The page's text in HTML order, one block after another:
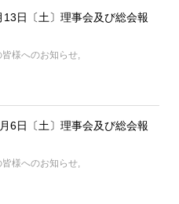
日〔土〕理事会及び総会報
様へのお知らせ
6日〔土〕理事会及び総会報
様へのお知らせ,